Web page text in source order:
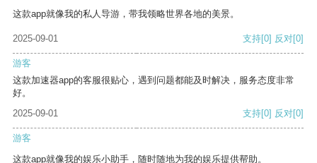
这款app就像我的私人导游，带我领略世界各地的美景。
2025-09-01 支持[0] 反对[0]
游客
这款加速器app的客服很贴心，遇到问题都能及时解决，服务态度非常
好。
2025-09-01
支持[0] 反对[0]
游客
这款app就像我的娱乐小助手，随时随地为我的娱乐提供帮助。